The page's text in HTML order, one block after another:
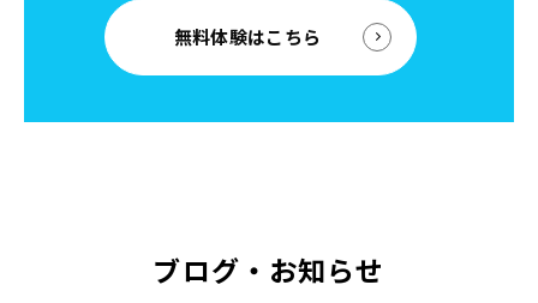
無料体験はこちら
ブログ・お知らせ